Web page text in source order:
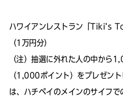
ハワイアンレストラン「Tiki’s
（1万円分）
（注）抽選に外れた人の中から
（1,000ポイント）をプレゼン
は、ハチペイのメインのサイフで